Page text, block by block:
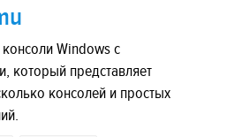
Windows с
который представляет
консолей и простых